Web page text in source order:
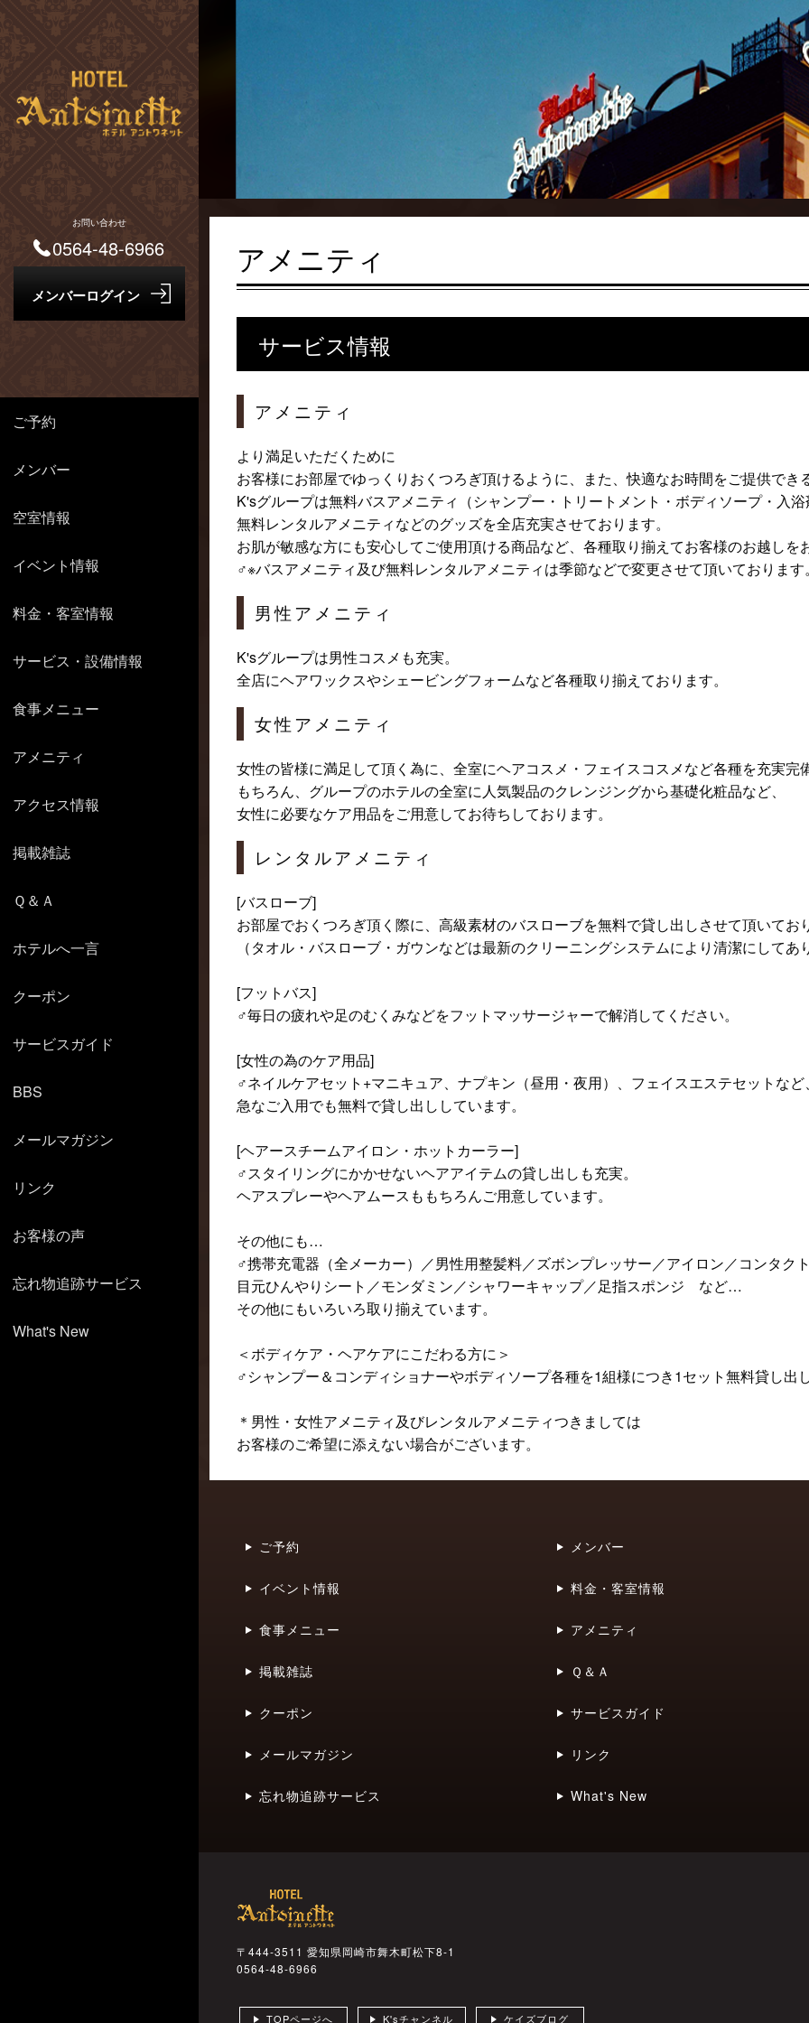
お問い合わせ
0564-48-6966
ご予約
メンバー
空室情報
イベント情報
料金・客室情報
サービス・設備情報
食事メニュー
アメニティ
アクセス情報
掲載雑誌
Ｑ＆Ａ
ホテルへ一言
クーポン
サービスガイド
BBS
メールマガジン
リンク
お客様の声
忘れ物追跡サービス
What's New
アメニティ
サービス情報
アメニティ
より満足いただくために
お客様にお部屋でゆっくりおくつろぎ頂けるように、また、快適なお時間をご提供でき
K'sグループは無料バスアメニティ（シャンプー・トリートメント・ボディソープ・入
無料レンタルアメニティなどのグッズを全店充実させております。
お肌が敏感な方にも安心してご使用頂ける商品など、各種取り揃えてお客様のお越しを
♂※バスアメニティ及び無料レンタルアメニティは季節などで変更させて頂いております。
男性アメニティ
K'sグループは男性コスメも充実。
全店にヘアワックスやシェービングフォームなど各種取り揃えております。
女性アメニティ
女性の皆様に満足して頂く為に、全室にヘアコスメ・フェイスコスメなど各種を充実完
もちろん、グループのホテルの全室に人気製品のクレンジングから基礎化粧品など、
女性に必要なケア用品をご用意してお待ちしております。
レンタルアメニティ
[バスローブ]
お部屋でおくつろぎ頂く際に、高級素材のバスローブを無料で貸し出しさせて頂いてお
（タオル・バスローブ・ガウンなどは最新のクリーニングシステムにより清潔にしてあ
[フットバス]
♂毎日の疲れや足のむくみなどをフットマッサージャーで解消してください。
[女性の為のケア用品]
♂ネイルケアセット+マニキュア、ナプキン（昼用・夜用）、フェイスエステセットなど、
急なご入用でも無料で貸し出ししています。
[ヘアースチームアイロン・ホットカーラー]
♂スタイリングにかかせないヘアアイテムの貸し出しも充実。
ヘアスプレーやヘアムースももちろんご用意しています。
その他にも…
♂携帯充電器（全メーカー）／男性用整髪料／ズボンプレッサー／アイロン／コンタク
目元ひんやりシート／モンダミン／シャワーキャップ／足指スポンジ など…
その他にもいろいろ取り揃えています。
＜ボディケア・ヘアケアにこだわる方に＞
♂シャンプー＆コンディショナーやボディソープ各種を1組様につき1セット無料貸し出
＊男性・女性アメニティ及びレンタルアメニティつきましては
お客様のご希望に添えない場合がございます。
ご予約 メンバー
イベント情報 料金・客室情報
食事メニュー アメニティ
掲載雑誌 Ｑ＆Ａ
クーポン サービスガイド
メールマガジン リンク
忘れ物追跡サービス What's New
〒444-3511 愛知県岡崎市舞木町松下8-1
0564-48-6966
TOPページへ K'sチャンネル ケイズブログ